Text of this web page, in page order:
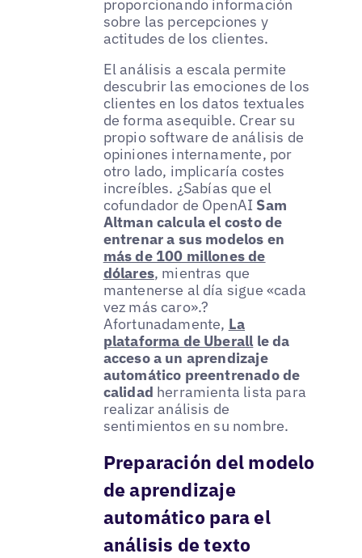
proporcionando información
sobre las percepciones y
actitudes de los clientes.
El análisis a escala permite
descubrir las emociones de los
clientes en los datos textuales
de forma asequible. Crear su
propio software de análisis de
opiniones internamente, por
otro lado, implicaría costes
increíbles. ¿Sabías que el
cofundador de OpenAI Sam
Altman calcula el costo de
entrenar a sus modelos en
más de 100 millones de
dólares, mientras que
mantenerse al día sigue «cada
vez más caro».?
Afortunadamente, La
plataforma de Uberall le da
acceso a un aprendizaje
automático preentrenado de
calidad herramienta lista para
realizar análisis de
sentimientos en su nombre.
Preparación del modelo
de aprendizaje
automático para el
análisis de texto